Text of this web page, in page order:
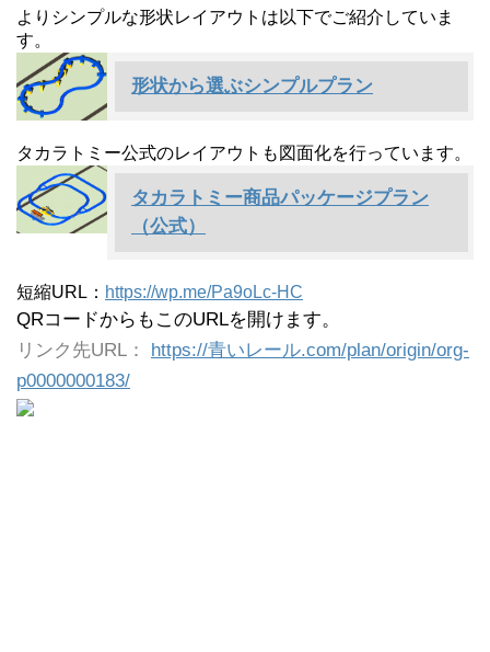
よりシンプルな形状レイアウトは以下でご紹介していま
す。
形状から選ぶシンプルプラン
タカラトミー公式のレイアウトも図面化を行っています。
タカラトミー商品パッケージプラン
（公式）
短縮URL： https://wp.me/Pa9oLc-HC
QRコードからもこのURLを開けます。
リンク先URL： https://青いレール.com/plan/origin/org-
p0000000183/